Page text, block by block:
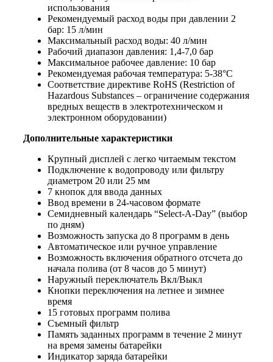
использования
Рекомендуемый расход воды при давлении 2
бар: 15 л/мин
Максимальный расход воды: 40 л/мин
Рабочий диапазон давления: 1,4-7,0 бар
Максимальное рабочее давление: 10 бар
Рекомендуемая рабочая температура: 5-38°C
Соответствие директиве RoHS (Restriction of
Hazardous Substances – ограничение содержания
вредных веществ в электротехническом и
электронном оборудовании)
Дополнительные характеристики
Крупный дисплей с легко читаемым текстом
Подключение к водопроводу или фильтру
диаметром 20 или 25 мм
7 кнопок для ввода данных
Ввод времени в 24-часовом формате
Семидневный календарь “Select-A-Day” (выбор
по дням)
Возможность запуска до 8 программ в день
Автоматическое или ручное управление
Возможность включения обратного отсчета до
начала полива (от 8 часов до 5 минут)
Наружный переключатель Вкл/Выкл
Кнопки переключения на летнее и зимнее
время
15 готовых программ полива
Съемный фильтр
Память заданных программ в течение 2 минут
на время замены батарейки
Индикатор заряда батарейки